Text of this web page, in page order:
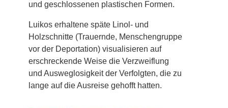
und geschlossenen plastischen Formen.
Luikos erhaltene späte Linol- und
Holzschnitte (Trauernde, Menschengruppe
vor der Deportation) visualisieren auf
erschreckende Weise die Verzweiflung
und Ausweglosigkeit der Verfolgten, die zu
lange auf die Ausreise gehofft hatten.